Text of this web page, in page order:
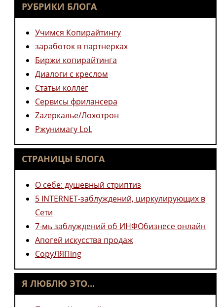
РУБРИКИ БЛОГА
Учимся Копирайтингу
заработок в партнерках
Биржи копирайтинга
Диалоги с креслом
Статьи коллег
Сервисы фрилансера
Zazеркалье/Лохотрон
Ржунимагу LoL
СТРАНИЦЫ БЛОГА
О себе: душевный стриптиз
5 INTERNET-заблуждений, циркулирующих в
Сети
7-мь заблуждений об ИНФОбизнесе онлайн
Апогей искусства продаж
CopyЛЯПing
Я ЛЮБЛЮ ЭТО...